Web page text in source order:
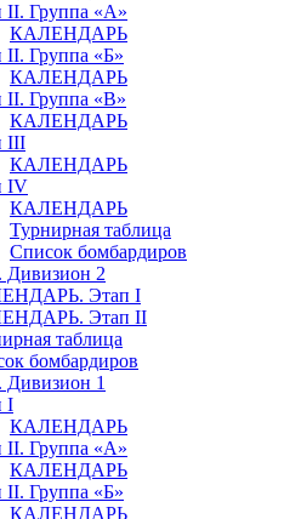
II. Группа «А»
КАЛЕНДАРЬ
II. Группа «Б»
КАЛЕНДАРЬ
II. Группа «В»
КАЛЕНДАРЬ
III
КАЛЕНДАРЬ
IV
КАЛЕНДАРЬ
Турнирная таблица
Список бомбардиров
2
Этап I
Этап II
таблица
бомбардиров
1
I
КАЛЕНДАРЬ
II. Группа «А»
КАЛЕНДАРЬ
II. Группа «Б»
КАЛЕНДАРЬ